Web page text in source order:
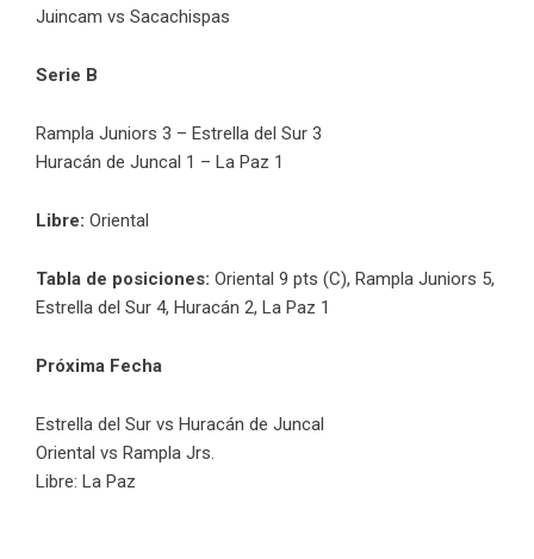
Juincam vs Sacachispas
Serie B
Rampla Juniors 3 – Estrella del Sur 3
Huracán de Juncal 1 – La Paz 1
Libre: Oriental
Tabla de posiciones: Oriental 9 pts (C), Rampla Juniors 5,
Estrella del Sur 4, Huracán 2, La Paz 1
Próxima Fecha
Estrella del Sur vs Huracán de Juncal
Oriental vs Rampla Jrs.
Libre: La Paz